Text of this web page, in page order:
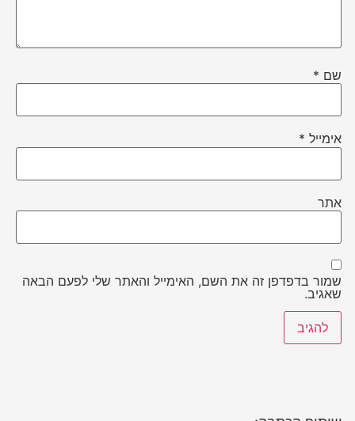
שם *
אימייל *
אתר
שמור בדפדפן זה את השם, האימייל והאתר שלי לפעם הבאה
שאגיב.